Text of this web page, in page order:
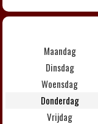
Maandag
Dinsdag
Woensdag
Donderdag
Vrijdag